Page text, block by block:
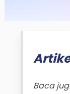
Baca